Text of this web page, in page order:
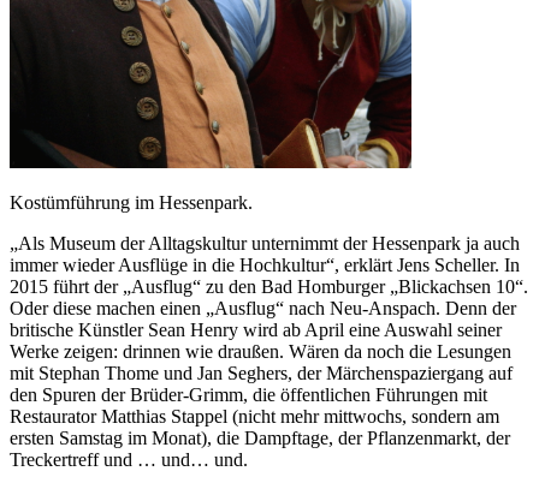
Kostümführung im Hessenpark.
„Als Museum der Alltagskultur unternimmt der Hessenpark ja auch
immer wieder Ausflüge in die Hochkultur“, erklärt Jens Scheller. In
2015 führt der „Ausflug“ zu den Bad Homburger „Blickachsen 10“.
Oder diese machen einen „Ausflug“ nach Neu-Anspach. Denn der
britische Künstler Sean Henry wird ab April eine Auswahl seiner
Werke zeigen: drinnen wie draußen. Wären da noch die Lesungen
mit Stephan Thome und Jan Seghers, der Märchenspaziergang auf
den Spuren der Brüder-Grimm, die öffentlichen Führungen mit
Restaurator Matthias Stappel (nicht mehr mittwochs, sondern am
ersten Samstag im Monat), die Dampftage, der Pflanzenmarkt, der
Treckertreff und … und… und.